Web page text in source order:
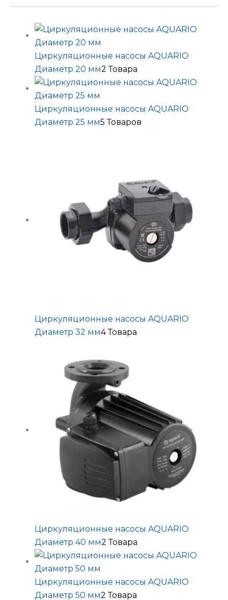
Циркуляционные насосы AQUARIO
Диаметр 20 мм2 Товара
Циркуляционные насосы AQUARIO
Диаметр 25 мм5 Товаров
Циркуляционные насосы AQUARIO
Диаметр 32 мм4 Товара
Циркуляционные насосы AQUARIO
Диаметр 40 мм2 Товара
Циркуляционные насосы AQUARIO
Диаметр 50 мм2 Товара